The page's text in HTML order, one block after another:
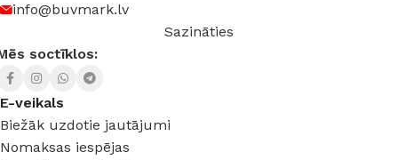
info@buvmark.lv
Sazināties
soctīklos:
E-veikals
Biežāk uzdotie jautājumi
Nomaksas iespējas